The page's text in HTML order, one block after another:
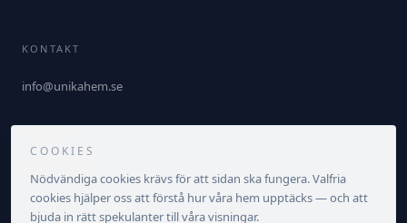
KONTAKT
info@unikahem.se
COOKIES
Nödvändiga cookies krävs för att sidan ska fungera. Valfria
cookies hjälper oss att förstå hur våra hem upptäcks — och att
bjuda in rätt spekulanter till våra visningar.